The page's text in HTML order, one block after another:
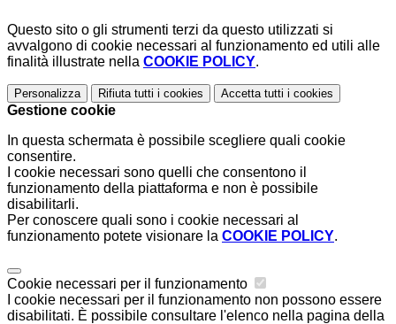
Questo sito o gli strumenti terzi da questo utilizzati si
avvalgono di cookie necessari al funzionamento ed utili alle
finalità illustrate nella COOKIE POLICY.
Personalizza Rifiuta tutti i cookies Accetta tutti i cookies
Gestione cookie
In questa schermata è possibile scegliere quali cookie
consentire.
I cookie necessari sono quelli che consentono il
funzionamento della piattaforma e non è possibile
disabilitarli.
Per conoscere quali sono i cookie necessari al
funzionamento potete visionare la COOKIE POLICY.
Cookie necessari per il funzionamento
I cookie necessari per il funzionamento non possono essere
disabilitati. È possibile consultare l'elenco nella pagina della